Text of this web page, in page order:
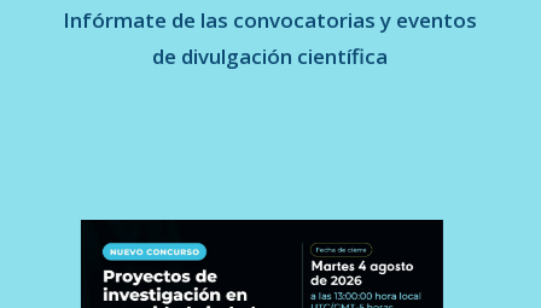
Infórmate de las convocatorias y eventos
de divulgación científica